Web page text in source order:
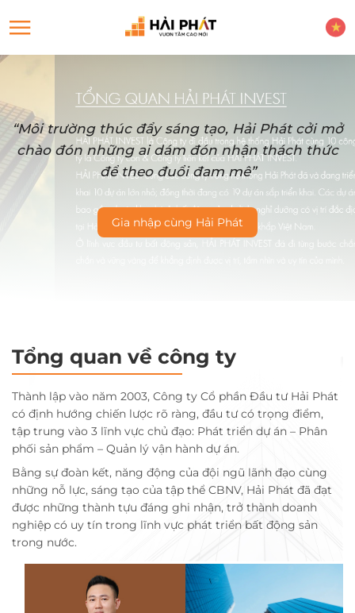
“Môi trường thúc đẩy sáng tạo, Hải Phát cởi mở
chào đón những ai dám đón nhận thách thức
để theo đuổi đam mê”
Gia nhập cùng Hải Phát
Tổng quan về công ty
Thành lập vào năm 2003, Công ty Cổ phần Đầu tư Hải Phát
có định hướng chiến lược rõ ràng, đầu tư có trọng điểm,
tập trung vào 3 lĩnh vực chủ đạo: Phát triển dự án – Phân
phối sản phẩm – Quản lý vận hành dự án.
Bằng sự đoàn kết, năng động của đội ngũ lãnh đạo cùng
những nỗ lực, sáng tạo của tập thể CBNV, Hải Phát đã đạt
được những thành tựu đáng ghi nhận, trở thành doanh
nghiệp có uy tín trong lĩnh vực phát triển bất động sản
trong nước.